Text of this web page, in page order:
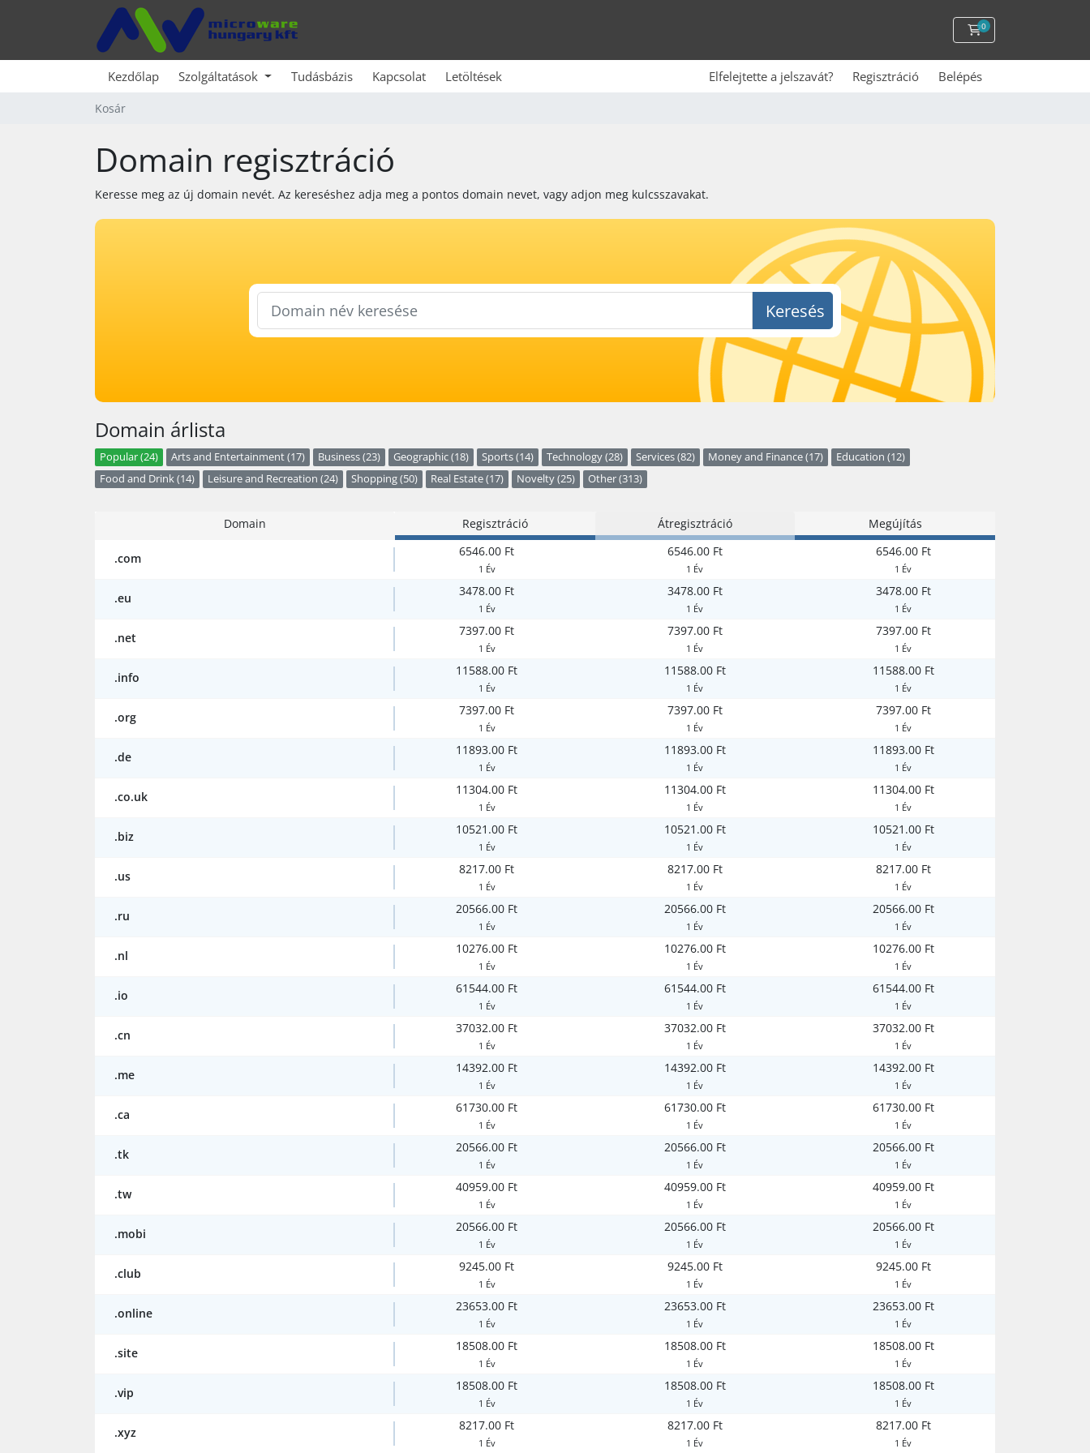
0
Kosár
Kezdőlap Szolgáltatások Tudásbázis Kapcsolat Letöltések Elfelejtette a jelszavát? Regisztráció Belépés
Kosár
Domain regisztráció
Keresse meg az új domain nevét. Az kereséshez adja meg a pontos domain nevet, vagy adjon meg kulcsszavakat.
Keresés
Domain árlista
Popular (24) Arts and Entertainment (17) Business (23) Geographic (18) Sports (14) Technology (28) Services (82) Money and Finance (17)
Education (12)
Food and Drink (14)
Leisure and Recreation (24) Shopping (50) Real Estate (17) Novelty (25) Other (313)
Domain Regisztráció Átregisztráció Megújítás
.com 6546.00 Ft
1 Év
6546.00 Ft
1 Év
6546.00 Ft
1 Év
.eu 3478.00 Ft
1 Év
3478.00 Ft
1 Év
3478.00 Ft
1 Év
.net 7397.00 Ft
1 Év
7397.00 Ft
1 Év
7397.00 Ft
1 Év
.info 11588.00 Ft
1 Év
11588.00 Ft
1 Év
11588.00 Ft
1 Év
.org 7397.00 Ft
1 Év
7397.00 Ft
1 Év
7397.00 Ft
1 Év
.de 11893.00 Ft
1 Év
11893.00 Ft
1 Év
11893.00 Ft
1 Év
.co.uk 11304.00 Ft
1 Év
11304.00 Ft
1 Év
11304.00 Ft
1 Év
.biz 10521.00 Ft
1 Év
10521.00 Ft
1 Év
10521.00 Ft
1 Év
.us 8217.00 Ft
1 Év
8217.00 Ft
1 Év
8217.00 Ft
1 Év
.ru 20566.00 Ft
1 Év
20566.00 Ft
1 Év
20566.00 Ft
1 Év
.nl 10276.00 Ft
1 Év
10276.00 Ft
1 Év
10276.00 Ft
1 Év
.io 61544.00 Ft
1 Év
61544.00 Ft
1 Év
61544.00 Ft
1 Év
.cn 37032.00 Ft
1 Év
37032.00 Ft
1 Év
37032.00 Ft
1 Év
.me 14392.00 Ft
1 Év
14392.00 Ft
1 Év
14392.00 Ft
1 Év
.ca 61730.00 Ft
1 Év
61730.00 Ft
1 Év
61730.00 Ft
1 Év
.tk 20566.00 Ft
1 Év
20566.00 Ft
1 Év
20566.00 Ft
1 Év
.tw 40959.00 Ft
1 Év
40959.00 Ft
1 Év
40959.00 Ft
1 Év
.mobi 20566.00 Ft
1 Év
20566.00 Ft
1 Év
20566.00 Ft
1 Év
.club 9245.00 Ft
1 Év
9245.00 Ft
1 Év
9245.00 Ft
1 Év
.online 23653.00 Ft
1 Év
23653.00 Ft
1 Év
23653.00 Ft
1 Év
.site 18508.00 Ft
1 Év
18508.00 Ft
1 Év
18508.00 Ft
1 Év
.vip 18508.00 Ft
1 Év
18508.00 Ft
1 Év
18508.00 Ft
1 Év
.xyz 8217.00 Ft
1 Év
8217.00 Ft
1 Év
8217.00 Ft
1 Év